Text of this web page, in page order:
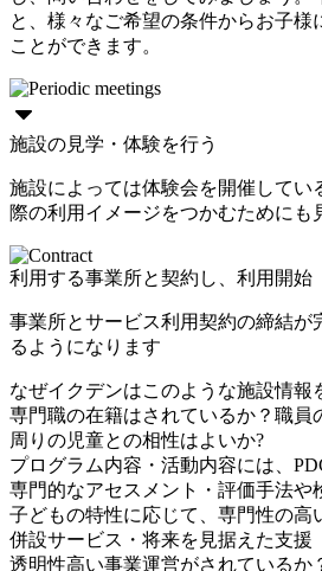
と、様々なご希望の条件からお子様
ことができます。
施設の見学・体験を行う
施設によっては体験会を開催してい
際の利用イメージをつかむためにも
利用する事業所と契約し、利用開始
事業所とサービス利用契約の締結が
るようになります
なぜイクデンはこのような施設情報
専門職の在籍はされているか？職員
周りの児童との相性はよいか?
プログラム内容・活動内容には、
専門的なアセスメント・評価手法や
子どもの特性に応じて、専門性の高
併設サービス・将来を見据えた支援
透明性高い事業運営がされているか